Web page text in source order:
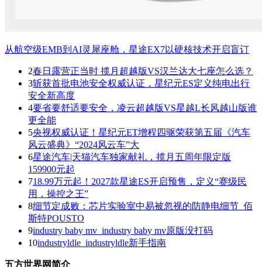
从航空级EMB到AI灵犀座舱，星途EX7以硬核技术开启盲订
2春日露营正当时 揽月超越版VS汉兰达大七座怎么选？
3斩获首批电池安全权威认证，星纪元ES定义纯电出行
安全新高度
4要省要舒适要安全，凌云超越版VS星越L长风越山版谁
更全能
5央视权威认证！星纪元ET增程四驱荣获第五届《汽车
风云盛典》“2024风云车”大
6星途汽车|天猫汽车独家献礼，揽月五周年限定版
159900元起
718.99万元起！2027款星途ES开启预售，定义“赛级民
用，操控之王”
8细节定成败：芯片实验室中易被忽视的防静电细节_佰
斯特POUSTO
9industry baby mv_industry baby mv原版没打码
10industryldle_industryldle新手指南
五方世界网简介